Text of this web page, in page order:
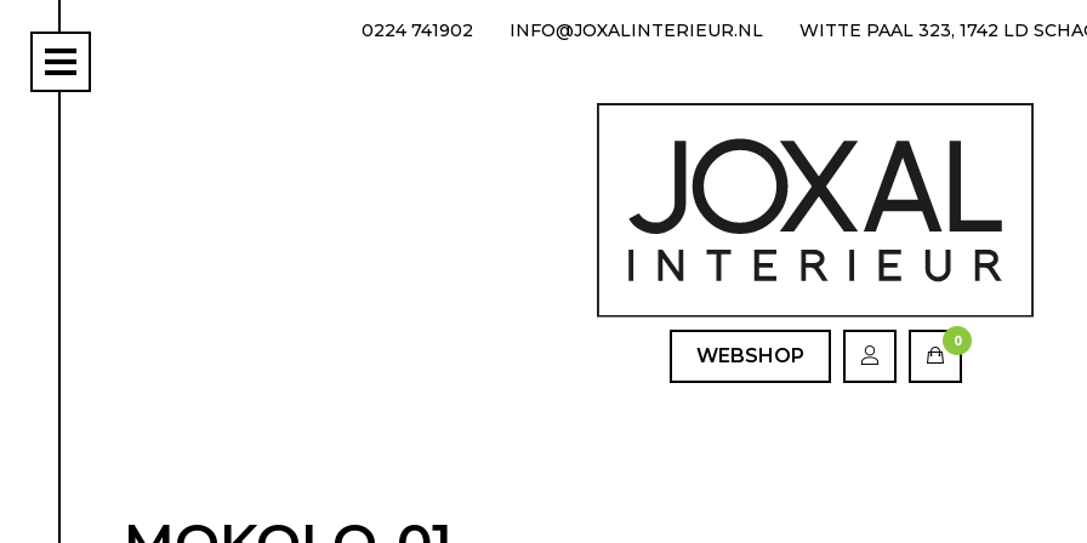
0224 741902 INFO@JOXALINTERIEUR.NL WITTE PAAL 323, 1742 LD
WEBSHOP
0